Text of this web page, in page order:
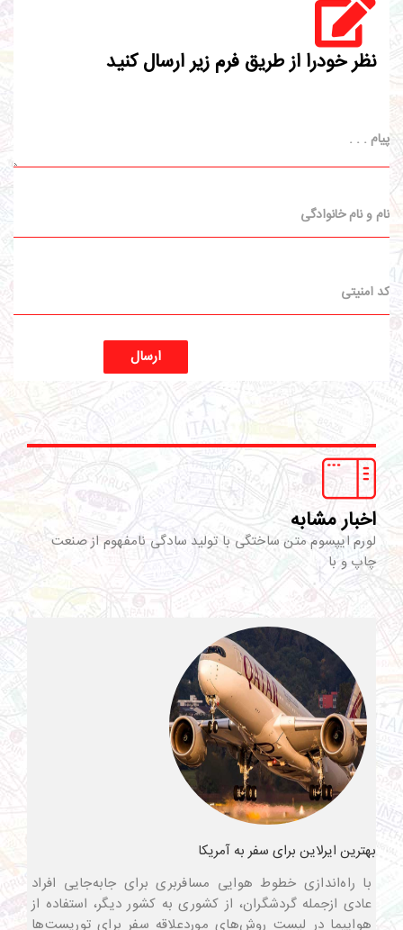
نظر خودرا از طریق فرم زیر ارسال کنید
ارسال
اخبار مشابه
لورم ایپسوم متن ساختگی با تولید سادگی نامفهوم از صنعت
چاپ و با
بهترین ایرلاین برای سفر به آمریکا
با راه‌اندازی خطوط هوایی مسافربری برای جابه‌جایی افراد
عادی ازجمله گردشگران، از کشوری به کشور دیگر، استفاده از
هواپیما در لیست روش‌های موردعلاقه سفر برای توریست‌ها